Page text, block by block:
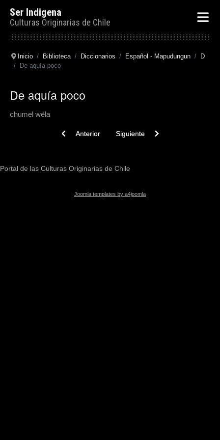
Ser Indigena
Culturas Originarias de Chile
Inicio Biblioteca Diccionarios Español - Mapudungun
D
De aquía poco
De aquía poco
chumel wëla
Previous article: De antemano. Primero.
Anterior Next article: De balde. Gratis.
Siguiente
Portal de las Culturas Originarias de Chile
Joomla templates by a4joomla